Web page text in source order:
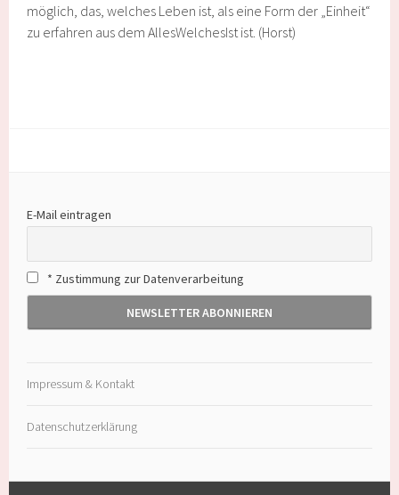
möglich, das, welches Leben ist, als eine Form der „Einheit“
zu erfahren aus dem AllesWelchesIst ist. (Horst)
E-Mail eintragen
* Zustimmung zur Datenverarbeitung
Impressum & Kontakt
Datenschutzerklärung